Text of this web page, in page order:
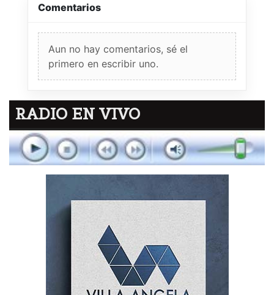
Comentarios
Aun no hay comentarios, sé el
primero en escribir uno.
RADIO EN VIVO